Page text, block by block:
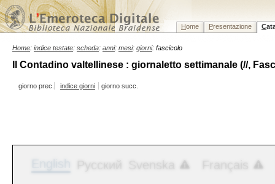
Home Presentazione C
Home: indice testate: scheda: anni: mesi: giorni: fascicolo
Il Contadino valtellinese : giornaletto settimanale (//,
giorno prec. indice giorni giorno succ.
English Русский Svenska Français